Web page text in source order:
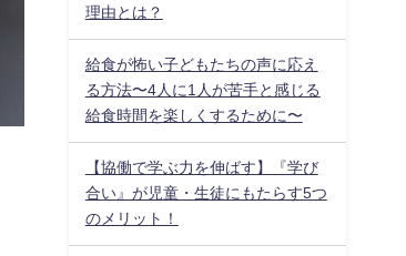
理由とは？
給食が怖い子どもたちの声に応え
る方法〜4人に1人が苦手と感じる
給食時間を楽しくするために〜
【協働で学ぶ力を伸ばす】『学び
合い』が児童・生徒にもたらす5つ
のメリット！